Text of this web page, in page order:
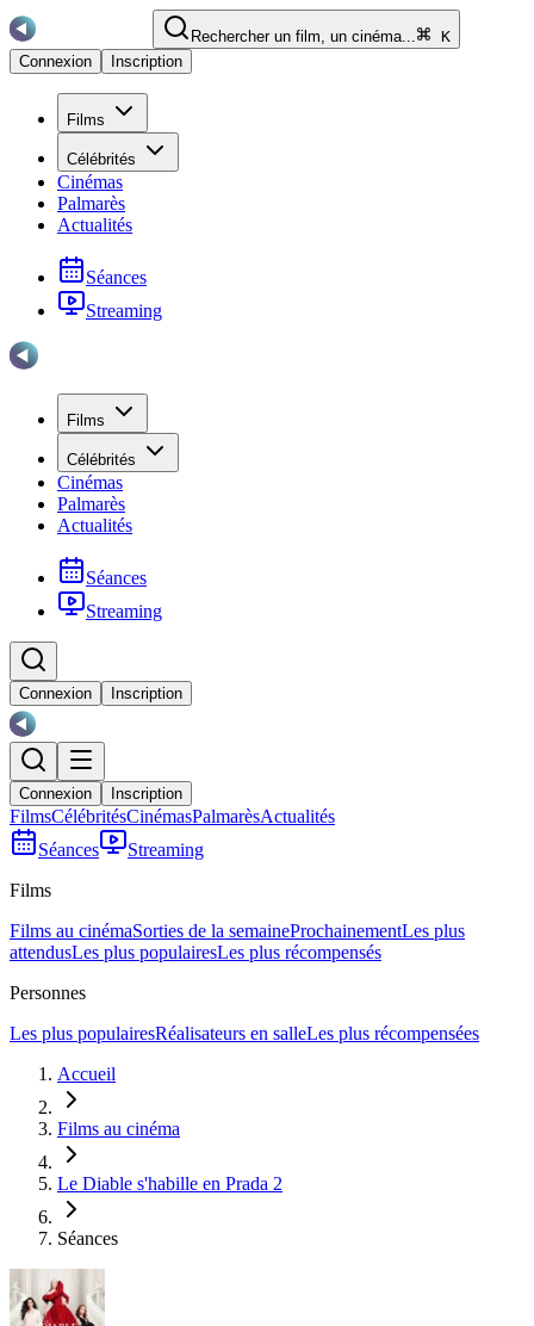
Rechercher un film, un cinéma...
K
Connexion
Inscription
Films
Célébrités
Cinémas
Palmarès
Actualités
Séances
Streaming
Films
Célébrités
Cinémas
Palmarès
Actualités
Séances
Streaming
Connexion Inscription
Connexion Inscription
FilmsCélébritésCinémasPalmarèsActualités
Séances
Streaming
Films
Films au cinémaSorties de la semaineProchainementLes plus
attendusLes plus populairesLes plus récompensés
Personnes
Les plus populairesRéalisateurs en salleLes plus récompensées
Accueil
Films au cinéma
Le Diable s'habille en Prada 2
Séances